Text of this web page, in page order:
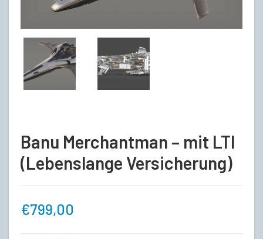
Banu Merchantman – mit LTI
(Lebenslange Versicherung)
€799,00